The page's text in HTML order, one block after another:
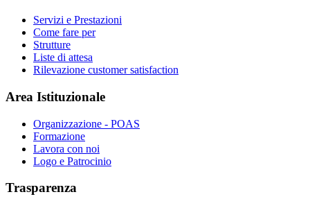
Servizi e Prestazioni
Come fare per
Strutture
Liste di attesa
Rilevazione customer satisfaction
Area Istituzionale
Organizzazione - POAS
Formazione
Lavora con noi
Logo e Patrocinio
Trasparenza